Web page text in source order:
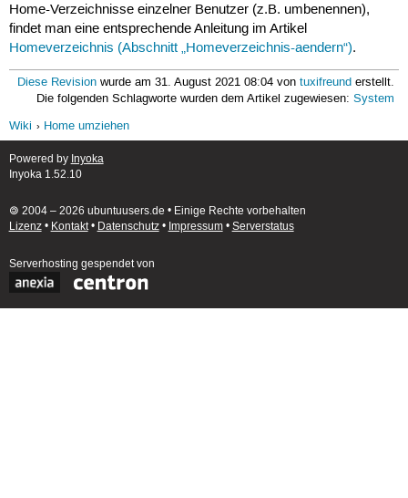
Home-Verzeichnisse einzelner Benutzer (z.B. umbenennen),
findet man eine entsprechende Anleitung im Artikel
Homeverzeichnis (Abschnitt „Homeverzeichnis-aendern“).
Diese Revision wurde am 31. August 2021 08:04 vontuxifreund erstellt.
Die folgenden Schlagworte wurden dem Artikel zugewiesen:System
Wiki
Home umziehen
Powered by Inyoka
Inyoka 1.52.10
🄯 2004 – 2026 ubuntuusers.de • Einige Rechte vorbehalten
Lizenz• Kontakt• Datenschutz• Impressum• Serverstatus
Serverhosting gespendet von